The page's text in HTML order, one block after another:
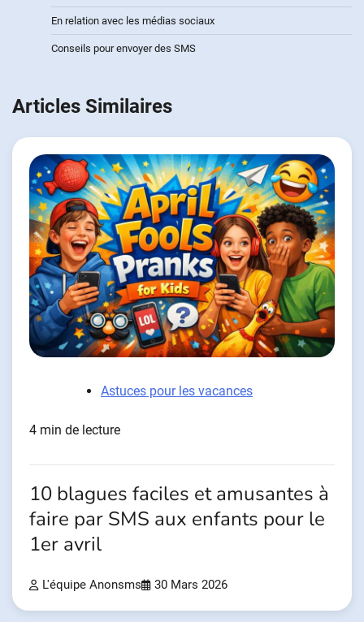
En relation avec les médias sociaux
Conseils pour envoyer des SMS
Articles Similaires
Astuces pour les vacances
4 min de lecture
10 blagues faciles et amusantes à
faire par SMS aux enfants pour le
1er avril
L'équipe Anonsms 30 Mars 2026